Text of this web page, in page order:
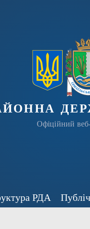
Офіційний
РДА